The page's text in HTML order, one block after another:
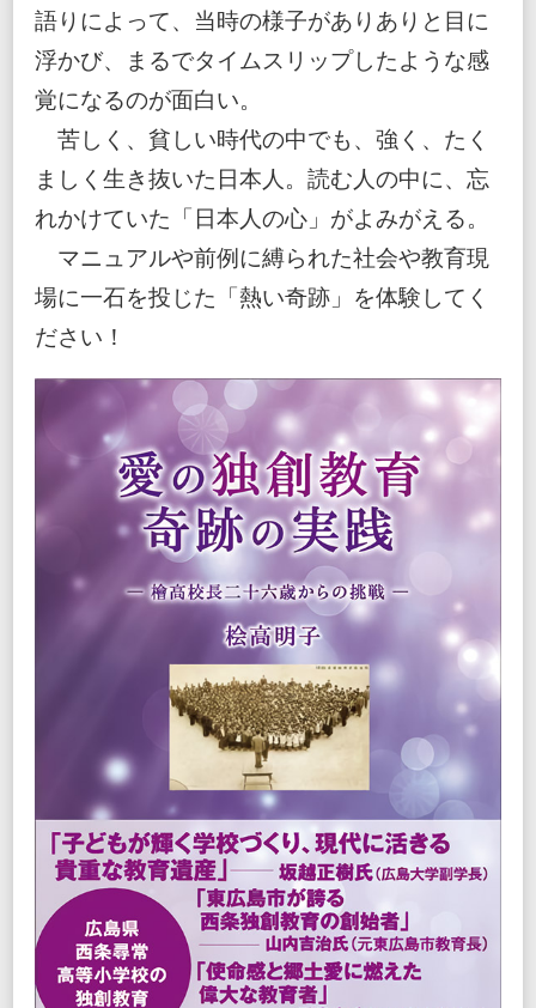
語りによって、当時の様子がありありと目に
浮かび、まるでタイムスリップしたような感
覚になるのが面白い。
苦しく、貧しい時代の中でも、強く、たく
ましく生き抜いた日本人。読む人の中に、忘
れかけていた「日本人の心」がよみがえる。
マニュアルや前例に縛られた社会や教育現
場に一石を投じた「熱い奇跡」を体験してく
ださい！